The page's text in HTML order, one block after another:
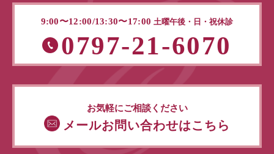
9:00〜12:00/13:30〜17:00 土曜午後・日・祝休診
0797-21-6070
お気軽にご相談ください
メールお問い合わせはこちら